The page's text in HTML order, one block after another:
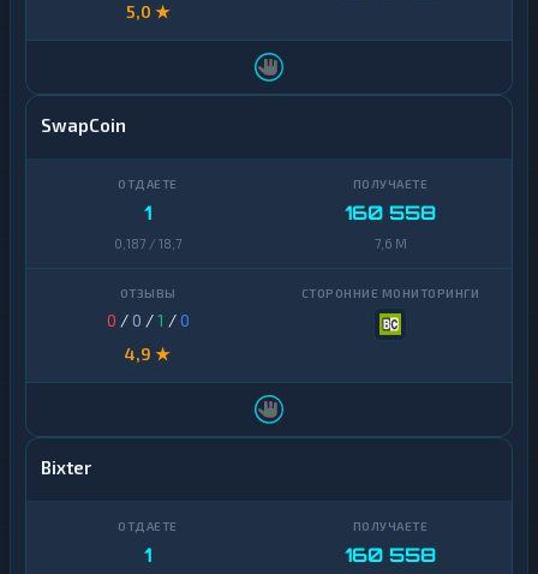
5,0 ★
SwapCoin
1
0,187 / 18,7
160 558
7,6 M
0 / 0 /1 /0
4,9 ★
Bixter
1 160 558